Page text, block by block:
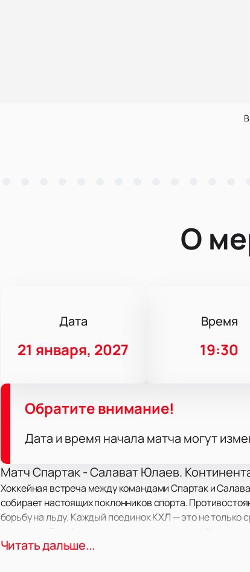
О
Дата
21 января, 2027
Время
19:30
Обратите внимание!
Дата и время начала матча могут
Матч Спартак - Салават Юлаев.
Хоккейная встреча между командами Спартак и
собирает настоящих поклонников спорта.
борьбу на льду. Каждый поединок КХЛ — это не только
Читать дальше...